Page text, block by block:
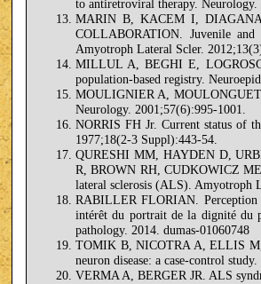
to antiretroviral therapy.
MARIN B, KACEM I,
COLLABORATION. Juvenile
Amyotroph Lateral Scler.
MILLUL A, BEGHI E,
population-based registry.
MOULIGNIER A,
Neurology. 2001;57(6):995-1001.
NORRIS FH Jr. Current status of
1977;18(2-3 Suppl):443-54.
QURESHI MM, HAYDEN D,
R, BROWN RH, CUDKOWICZ
lateral sclerosis (ALS). Amyotroph
RABILLER FLORIAN. Perception
intérêt du portrait de la dignité du
pathology. 2014. dumas-01060748
TOMIK B, NICOTRA A, ELLIS M,
neuron disease: a case-control
VERMA A, BERGER JR. ALS